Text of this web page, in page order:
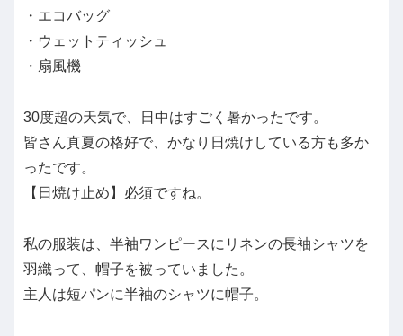
・エコバッグ
・ウェットティッシュ
・扇風機
30度超の天気で、日中はすごく暑かったです。
皆さん真夏の格好で、かなり日焼けしている方も多か
ったです。
【日焼け止め】必須ですね。
私の服装は、半袖ワンピースにリネンの長袖シャツを
羽織って、帽子を被っていました。
主人は短パンに半袖のシャツに帽子。